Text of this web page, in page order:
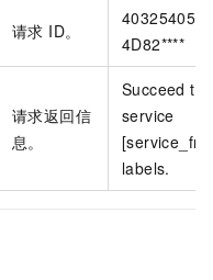
请求 ID。
40325405-
4D82****
请求返回信
息。
Succeed to
service
labels.